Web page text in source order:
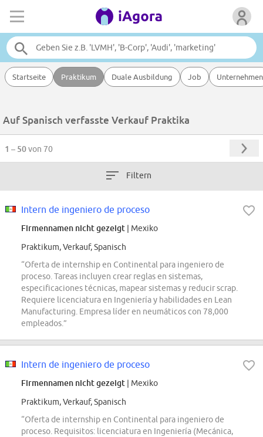
Startseite Praktikum Duale Ausbildung Job Unternehmen
Auf Spanisch verfasste Verkauf Praktika
1 – 50von 70
Filtern
Intern de ingeniero de proceso
Firmennamen nicht gezeigt | Mexiko
Praktikum, Verkauf, Spanisch
“Oferta de internship en Continental para ingeniero de
proceso. Tareas incluyen crear reglas en sistemas,
especificaciones técnicas, mapear sistemas y reducir scrap.
Requiere licenciatura en Ingeniería y habilidades en Lean
Manufacturing. Empresa líder en neumáticos con 78,000
empleados.”
Intern de ingeniero de proceso
Firmennamen nicht gezeigt | Mexiko
Praktikum, Verkauf, Spanisch
“Oferta de internship en Continental para ingeniero de
proceso. Requisitos: licenciatura en Ingeniería (Mecánica,